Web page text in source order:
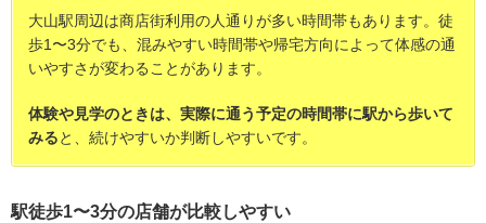
大山駅周辺は商店街利用の人通りが多い時間帯もあります。徒
歩1〜3分でも、混みやすい時間帯や帰宅方向によって体感の通
いやすさが変わることがあります。
体験や見学のときは、実際に通う予定の時間帯に駅から歩いて
みると、続けやすいか判断しやすいです。
駅徒歩1〜3分の店舗が比較しやすい